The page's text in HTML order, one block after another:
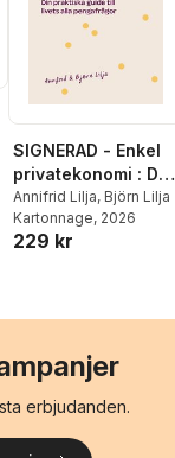
SIGNERAD - Enkel
privatekonomi : Din
praktiska guide till
livets alla
pengafrågor
Annifrid Lilja, Björn Lilja
Kartonnage, 2026
229 kr
erbjudanden.